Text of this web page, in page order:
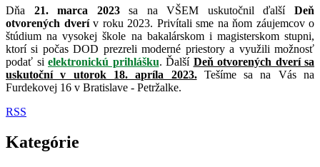
Dňa 21. marca 2023sa na VŠEM uskutočnil ďalšíDeň
otvorených dverí v roku 2023. Privítali sme na ňom záujemcov o
štúdium na vysokej škole na bakalárskom i magisterskom stupni,
ktorí si počas DOD prezreli moderné priestory a využili možnosť
podať si elektronickú prihlášku. Ďalší Deň otvorených dverí sa
uskutoční v utorok 18. apríla 2023.Tešíme sa na Vás na
Furdekovej 16 v Bratislave - Petržalke.
RSS
Kategórie